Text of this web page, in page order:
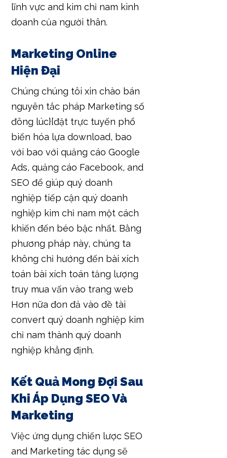
lĩnh vực and kim chỉ nam kinh
doanh của người thân.
Marketing Online
Hiện Đại
Chúng chúng tôi xin chào bán
nguyên tắc pháp Marketing số
đông lúc}{đặt trực tuyến phổ
biến hóa lựa download, bao
với bao với quảng cáo Google
Ads, quảng cáo Facebook, and
SEO để giúp quý doanh
nghiệp tiếp cận quý doanh
nghiệp kim chỉ nam một cách
khiến đến béo bậc nhất. Bằng
phương pháp này, chúng ta
không chỉ hướng đến bài xích
toán bài xích toán tăng lượng
truy mua vấn vào trang web
Hơn nữa đon đả vào đề tài
convert quý doanh nghiệp kim
chỉ nam thành quý doanh
nghiệp khẳng định.
Kết Quả Mong Đợi Sau
Khi Áp Dụng SEO Và
Marketing
Việc ứng dụng chiến lược SEO
and Marketing tác dụng sẽ